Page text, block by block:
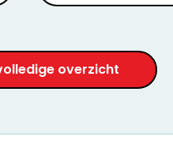
overzicht